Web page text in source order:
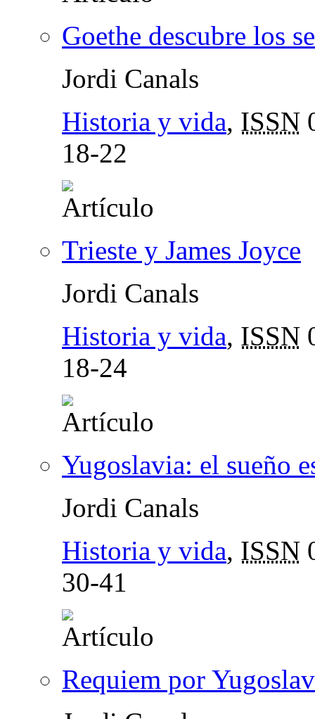
Goethe descubre los
Jordi Canals
Historia y vida, ISSN
18-22
Trieste y James Joyce
Jordi Canals
Historia y vida, ISSN
18-24
Yugoslavia: el sueño
Jordi Canals
Historia y vida, ISSN
30-41
Requiem por